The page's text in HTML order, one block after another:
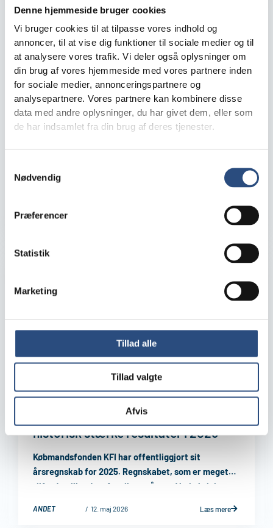
Denne hjemmeside bruger cookies
Vi bruger cookies til at tilpasse vores indhold og
annoncer, til at vise dig funktioner til sociale medier og til
at analysere vores trafik. Vi deler også oplysninger om
din brug af vores hjemmeside med vores partnere inden
for sociale medier, annonceringspartnere og
analysepartnere. Vores partnere kan kombinere disse
data med andre oplysninger, du har givet dem, eller som
de har indsamlet fra din brug af deres tjenester.
Nødvendig
Præferencer
Statistik
Marketing
Tillad alle
Tillad valgte
Afvis
KFI LAB
4. juni 2026
første løsninger til videre dialog, har vi arbejdet på
Læs mere
ANDET
KFI Erhvervsdrivende Fond leverer
historisk stærke resultater i 2025
12. maj 2026
Købmandsfonden KFI har offentliggjort sit
årsregnskab for 2025. Regnskabet, som er meget
tilfredsstillende, afspejler et år med høj aktivitet og
Læs mere